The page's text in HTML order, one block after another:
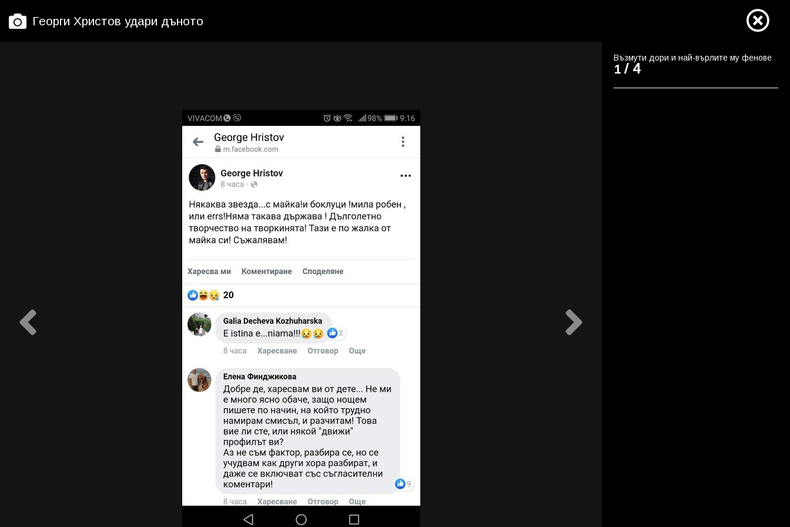
Георги Христов удари дъното
Възмути дори и най-върлите му фенове
1 / 4